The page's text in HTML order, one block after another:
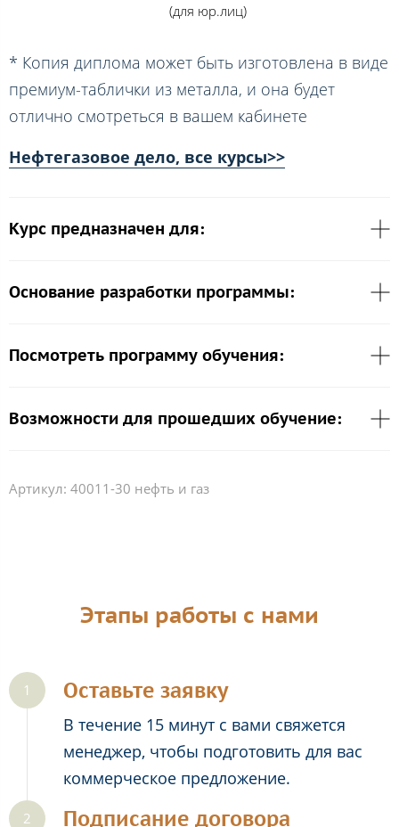
(для юр.лиц)
* Копия диплома может быть изготовлена в виде
премиум-таблички из металла, и она будет
отлично смотреться в вашем кабинете
Нефтегазовое дело, все курсы>>
Курс предназначен для:
Основание разработки программы:
Посмотреть программу обучения:
Возможности для прошедших обучение:
Артикул: 40011-30 нефть и газ
Этапы работы с нами
Оставьте заявку
В течение 15 минут с вами свяжется
менеджер, чтобы подготовить для вас
коммерческое предложение.
Подписание договора